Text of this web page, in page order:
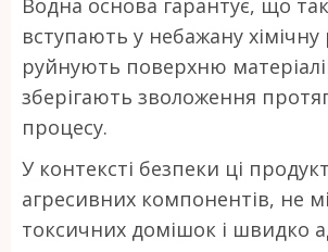
Водна основа гарантує, що
вступають у небажану
руйнують поверхню
зберігають зволоження
процесу.
У контексті безпеки ці
агресивних компонентів, не
токсичних домішок і швидко